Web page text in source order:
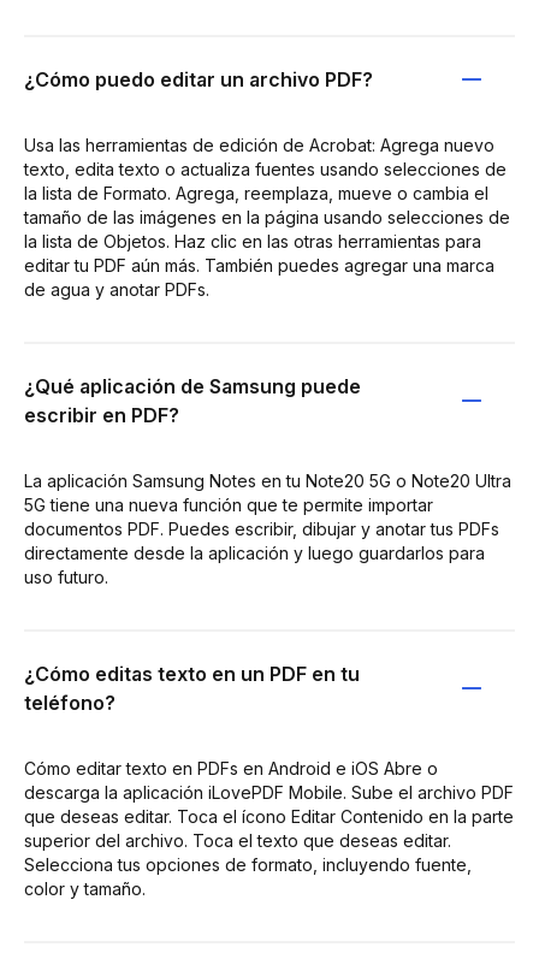
¿Cómo puedo editar un archivo PDF?
Usa las herramientas de edición de Acrobat: Agrega nuevo
texto, edita texto o actualiza fuentes usando selecciones de
la lista de Formato. Agrega, reemplaza, mueve o cambia el
tamaño de las imágenes en la página usando selecciones de
la lista de Objetos. Haz clic en las otras herramientas para
editar tu PDF aún más. También puedes agregar una marca
de agua y anotar PDFs.
¿Qué aplicación de Samsung puede
escribir en PDF?
La aplicación Samsung Notes en tu Note20 5G o Note20 Ultra
5G tiene una nueva función que te permite importar
documentos PDF. Puedes escribir, dibujar y anotar tus PDFs
directamente desde la aplicación y luego guardarlos para
uso futuro.
¿Cómo editas texto en un PDF en tu
teléfono?
Cómo editar texto en PDFs en Android e iOS Abre o
descarga la aplicación iLovePDF Mobile. Sube el archivo PDF
que deseas editar. Toca el ícono Editar Contenido en la parte
superior del archivo. Toca el texto que deseas editar.
Selecciona tus opciones de formato, incluyendo fuente,
color y tamaño.